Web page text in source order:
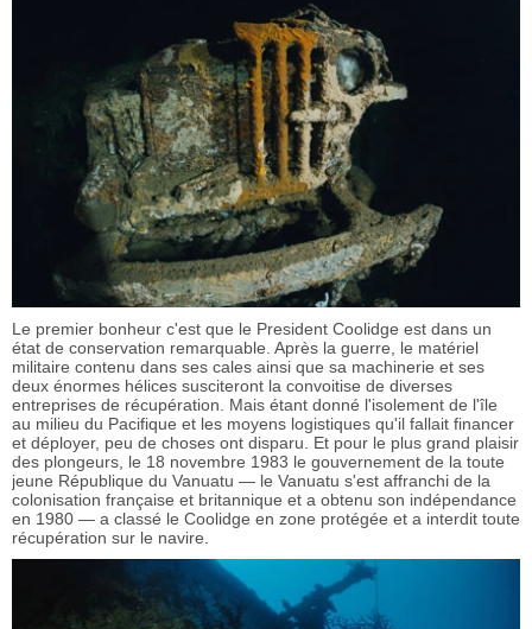
Le premier bonheur c'est que le President Coolidge est dans un
état de conservation remarquable. Après la guerre, le matériel
militaire contenu dans ses cales ainsi que sa machinerie et ses
deux énormes hélices susciteront la convoitise de diverses
entreprises de récupération. Mais étant donné l'isolement de l'île
au milieu du Pacifique et les moyens logistiques qu'il fallait financer
et déployer, peu de choses ont disparu. Et pour le plus grand plaisir
des plongeurs, le 18 novembre 1983 le gouvernement de la toute
jeune République du Vanuatu — le Vanuatu s'est affranchi de la
colonisation française et britannique et a obtenu son indépendance
en 1980 — a classé le Coolidge en zone protégée et a interdit toute
récupération sur le navire.